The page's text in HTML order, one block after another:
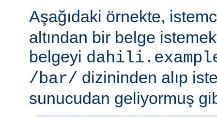
Aşağıdaki örnekte,
altından bir belge
belgeyi
/bar/ dizininden alıp
sunucudan geliyormuş